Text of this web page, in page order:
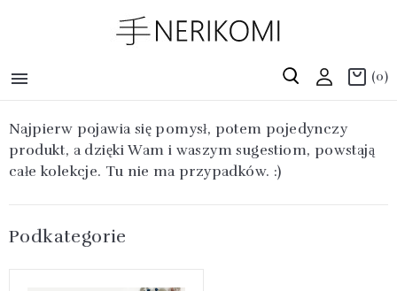
 (0)
Najpierw pojawia się pomysł, potem pojedynczy
produkt, a dzięki Wam i waszym sugestiom, powstają
całe kolekcje. Tu nie ma przypadków. :)
Podkategorie